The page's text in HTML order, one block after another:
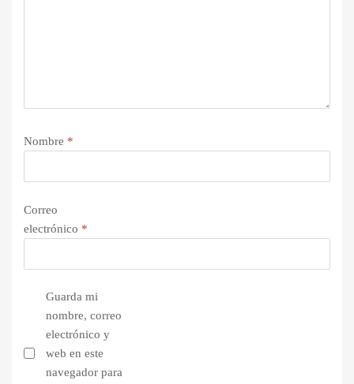
Nombre *
Correo
electrónico *
Guarda mi
nombre, correo
electrónico y
web en este
navegador para